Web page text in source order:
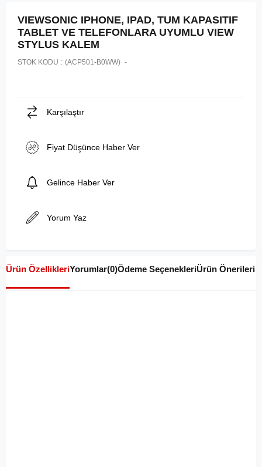
VIEWSONIC IPHONE, IPAD, TUM KAPASITIF
TABLET VE TELEFONLARA UYUMLU VIEW
STYLUS KALEM
STOK KODU (ACP501-B0WW)
Karşılaştır
Fiyat Düşünce Haber Ver
Gelince Haber Ver
Yorum Yaz
Ürün ÖzellikleriYorumlar(0)Ödeme SeçenekleriÜrün Önerileri